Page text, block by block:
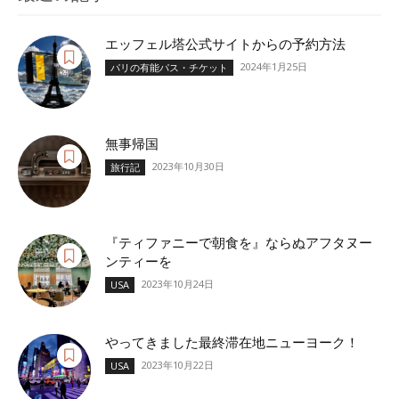
エッフェル塔公式サイトからの予約方法
パリの有能パス・チケット 2024年1月25日
無事帰国
旅行記 2023年10月30日
『ティファニーで朝食を』ならぬアフタヌー
ンティーを
USA 2023年10月24日
やってきました最終滞在地ニューヨーク！
USA 2023年10月22日